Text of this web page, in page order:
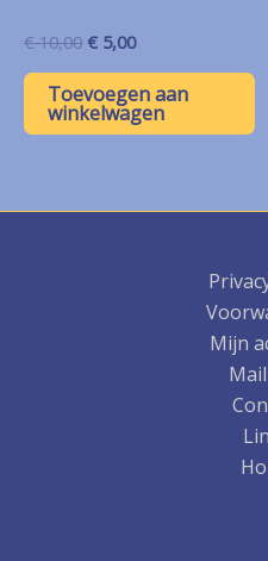
€10,00 Oorspronkelijke
was:
€ 10,00.
€ 5,00Huidige
is:
€ 5,00.
Toevoegen aan
winkelwagen
Mijn